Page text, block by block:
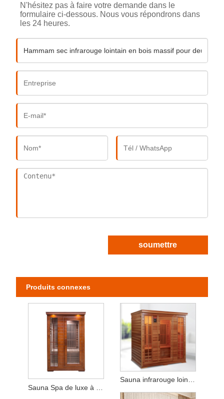
N'hésitez pas à faire votre demande dans le
formulaire ci-dessous. Nous vous répondrons dans
les 24 heures.
soumettre
Produits connexes